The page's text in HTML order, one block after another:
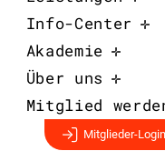
Info-Center
Akademie
Über uns
Mitglied
Mitglieder-Login